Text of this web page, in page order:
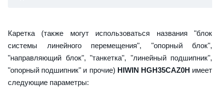
Каретка (также могут использоваться названия "блок
системы линейного перемещения", "опорный блок",
"направляющий блок", "танкетка", "линейный подшипник",
"опорный подшипник" и прочие) HIWIN HGH35CAZ0H имеет
следующие параметры: